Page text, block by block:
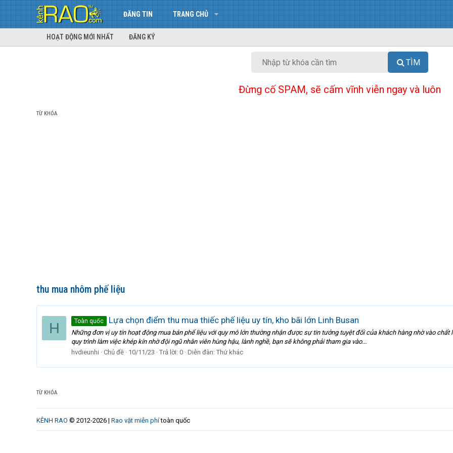
ĐĂNG TIN TRANG CHỦ
HOẠT ĐỘNG MỚI NHẤT ĐĂNG KÝ
TÌM
Đừng cố SPAM, sẽ cấm vĩnh viễn ngay và luôn
TỪ KHÓA
thu mua nhôm phế liệu
H Toàn quốc Lựa chọn điểm thu mua thiếc phế liệu uy tín, kho bãi lớn Linh Busan
Những đơn vị uy tín hoạt động mua bán phế liệu với quy mô lớn thường nhận được sự tin tưởng tuyệt đối của khách hàng nhờ vào
quy trình làm việc khép kín nhờ đội ngũ nhân viên hùng hậu, lành nghề, bạn sẽ không phải tham gia vào...
hvdieunhi
Chủ đề 10/11/23 Trả lời: 0 Diễn đàn: Thứ khác
TỪ KHÓA
KÊNH RAO © 2012-2026 | Rao vặt miễn phítoàn quốc